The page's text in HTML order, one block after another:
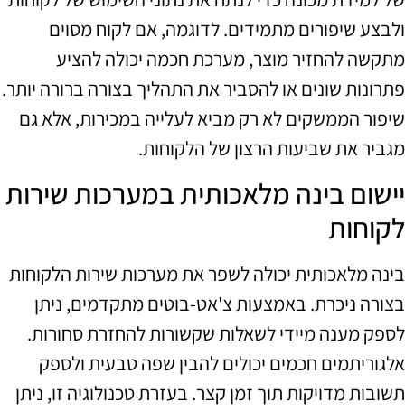
ולבצע שיפורים מתמידים. לדוגמה, אם לקוח מסוים
מתקשה להחזיר מוצר, מערכת חכמה יכולה להציע
פתרונות שונים או להסביר את התהליך בצורה ברורה יותר.
שיפור הממשקים לא רק מביא לעלייה במכירות, אלא גם
מגביר את שביעות הרצון של הלקוחות.
יישום בינה מלאכותית במערכות שירות
לקוחות
בינה מלאכותית יכולה לשפר את מערכות שירות הלקוחות
בצורה ניכרת. באמצעות צ'אט-בוטים מתקדמים, ניתן
לספק מענה מיידי לשאלות שקשורות להחזרת סחורות.
אלגוריתמים חכמים יכולים להבין שפה טבעית ולספק
תשובות מדויקות תוך זמן קצר. בעזרת טכנולוגיה זו, ניתן